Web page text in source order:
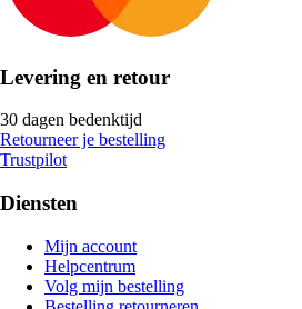
Levering en retour
30 dagen bedenktijd
Retourneer je bestelling
Trustpilot
Diensten
Mijn account
Helpcentrum
Volg mijn bestelling